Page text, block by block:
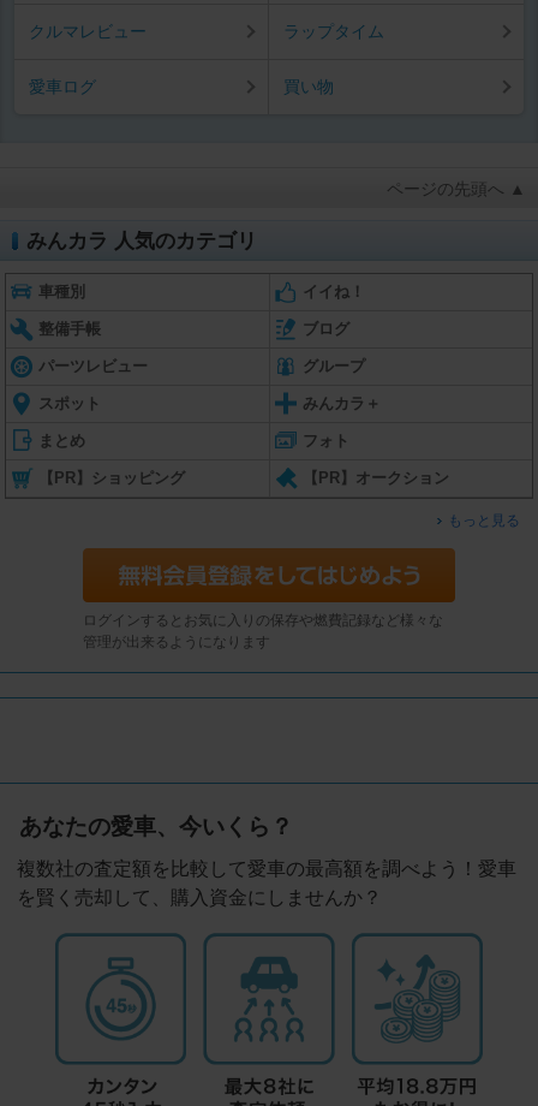
クルマレビュー ラップタイム
愛車ログ 買い物
ページの先頭へ ▲
みんカラ 人気のカテゴリ
車種別 イイね！
整備手帳 ブログ
パーツレビュー グループ
スポット みんカラ＋
まとめ フォト
【PR】ショッピング 【PR】オークション
もっと見る
ログインするとお気に入りの保存や燃費記録など様々な
管理が出来るようになります
あなたの愛車、今いくら？
複数社の査定額を比較して愛車の最高額を調べよう！愛車
を賢く売却して、購入資金にしませんか？